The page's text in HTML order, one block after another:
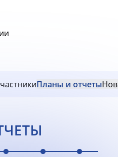
Планы и отчеты